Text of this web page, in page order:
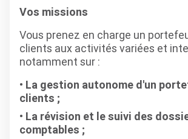
Vos missions
Vous prenez en charge un
clients aux activités variées et
notamment sur :
La gestion autonome d'un
clients ;
La révision et le suivi des
comptables ;